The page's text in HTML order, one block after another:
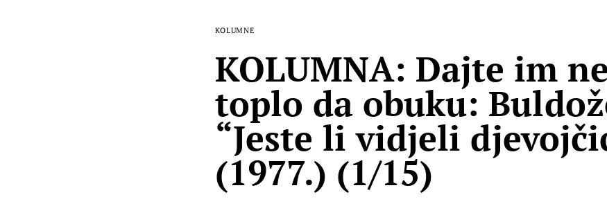
KOLUMNE
KOLUMNA: Dajte im
toplo da obuku:
“Jeste li vidjeli
(1977.) (1/15)